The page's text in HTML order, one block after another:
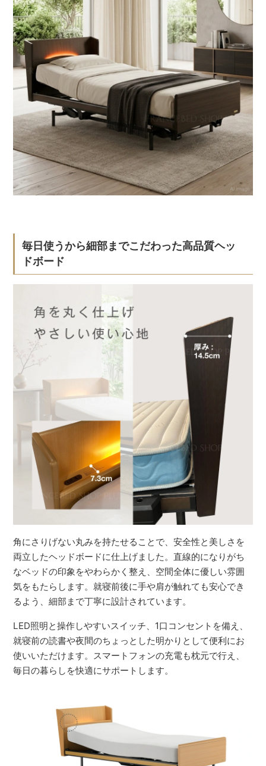
毎日使うから細部までこだわった高品質ヘッ
ドボード
角にさりげない丸みを持たせることで、安全性と美しさを
両立したヘッドボードに仕上げました。直線的になりがち
なベッドの印象をやわらかく整え、空間全体に優しい雰囲
気をもたらします。就寝前後に手や肩が触れても安心でき
るよう、細部まで丁寧に設計されています。
LED照明と操作しやすいスイッチ、1口コンセントを備え、
就寝前の読書や夜間のちょっとした明かりとして便利にお
使いいただけます。スマートフォンの充電も枕元で行え、
毎日の暮らしを快適にサポートします。